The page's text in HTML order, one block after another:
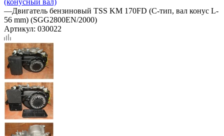
—Двигатель бензиновый TSS KM 170FD (C-тип, вал конус L-
56 mm) (SGG2800EN/2000)
Артикул: 030022